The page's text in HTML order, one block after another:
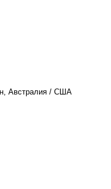
Австралия / США